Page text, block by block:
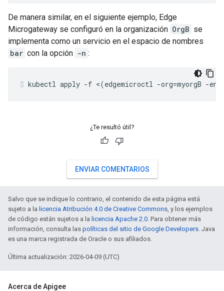
De manera similar, en el siguiente ejemplo, Edge
Microgateway se configuró en la organización OrgB se
implementa como un servicio en el espacio de nombres
bar con la opción -n :
¿Te resultó útil?
ENVIAR COMENTARIOS
Salvo que se indique lo contrario, el contenido de esta página está
sujeto a la licencia Atribución 4.0 de Creative Commons, y los ejemplos
de código están sujetos a la licencia Apache 2.0. Para obtener más
información, consulta las políticas del sitio de Google Developers. Java
es una marca registrada de Oracle o sus afiliados.
Última actualización: 2026-04-09 (UTC)
Acerca de Apigee